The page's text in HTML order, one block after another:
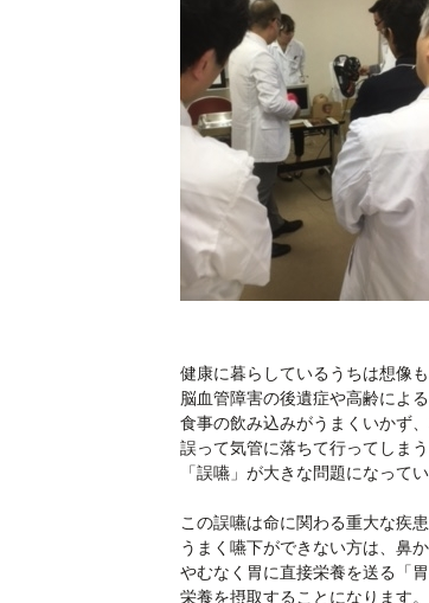
健康に暮らしているうちは想像
脳血管障害の後遺症や高齢によ
食事の飲み込みがうまくいかず
誤って気管に落ちて行ってしま
「誤嚥」が大きな問題になってい
この誤嚥は命に関わる重大な疾
うまく嚥下ができない方は、鼻
やむなく胃に直接栄養を送る「
栄養を摂取することになります。